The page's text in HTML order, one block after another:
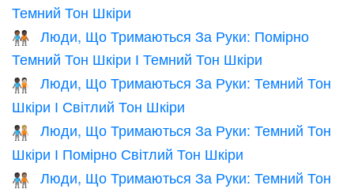
Темний Тон Шкіри
🧑🏾‍🤝‍🧑🏿
Люди, Що Тримаються За Руки: Помірно
Темний Тон Шкіри І Темний Тон Шкіри
🧑🏿‍🤝‍🧑🏻
Люди, Що Тримаються За Руки: Темний Тон
Шкіри І Світлий Тон Шкіри
🧑🏿‍🤝‍🧑🏼
Люди, Що Тримаються За Руки: Темний Тон
Шкіри І Помірно Світлий Тон Шкіри
🧑🏿‍🤝‍🧑🏽
Люди, Що Тримаються За Руки: Темний Тон